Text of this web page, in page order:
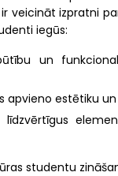
veicināt izpratni
iegūs:
un
apvieno estētiku
studentu